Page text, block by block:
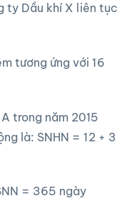
ty Dầu khí X liên tục
tương ứng với 16
trong năm 2015
là: SNHN = 12 + 3
= 365 ngày